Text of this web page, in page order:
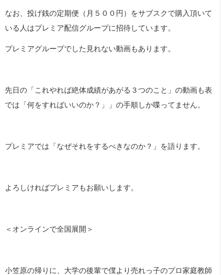
なお、投げ銭の定期便（月５００円）をサブスクで購入頂いて
いる人はプレミア配信グループに招待しています。
プレミアグループでした見れない動画もあります。
先日の「これやれば絶体成績があがる３つのこと」の動画も表
では「何をすればいいのか？」」の手順しか喋ってません。
プレミアでは「なぜそれをするべきなのか？」を語ります。
よろしければプレミアもお願いします。
＜オンラインで全国展開＞
小笠原の帰りに、大学の後輩で僕より売れっ子のプロ家庭教師